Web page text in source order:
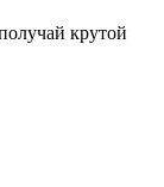
крутой